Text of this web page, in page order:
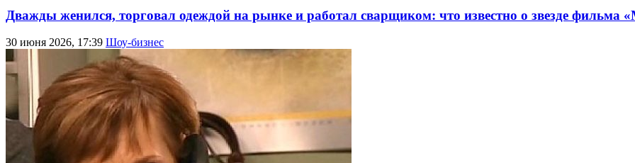
Дважды женился, торговал одеждой на рынке и работал сварщиком: что известно о звезде фильма
30 июня 2026, 17:39 Шоу-бизнес